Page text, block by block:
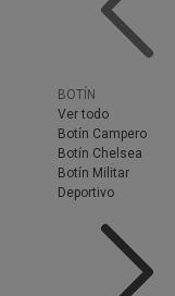
BOTÍN
Ver todo
Botín Campero
Botín Chelsea
Botín Militar
Deportivo